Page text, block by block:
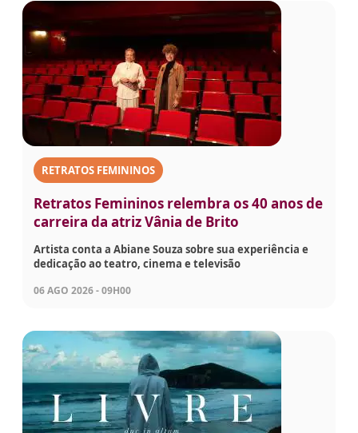
RETRATOS FEMININOS
Retratos Femininos relembra os 40 anos de
carreira da atriz Vânia de Brito
Artista conta a Abiane Souza sobre sua experiência e
dedicação ao teatro, cinema e televisão
06 AGO 2026 - 09H00